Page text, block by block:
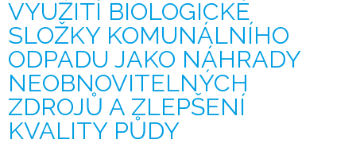
VYUŽITÍ BIOLOGICKÉ
SLOŽKY KOMUNÁLNÍHO
ODPADU JAKO NÁHRADY
NEOBNOVITELNÝCH
ZDROJŮ A ZLEPŠENÍ
KVALITY PŮDY